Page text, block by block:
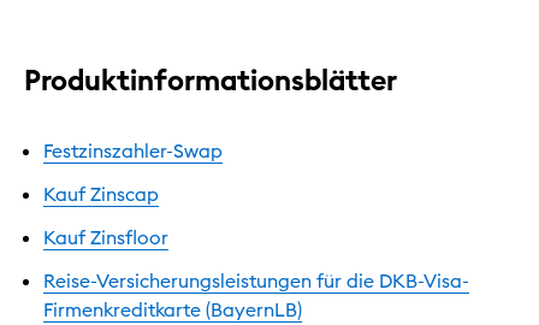
Produktinformationsblätter
Festzinszahler-Swap
Kauf Zinscap
Kauf Zinsfloor
Reise-Versicherungsleistungen für die DKB-Visa-
Firmenkreditkarte (BayernLB)